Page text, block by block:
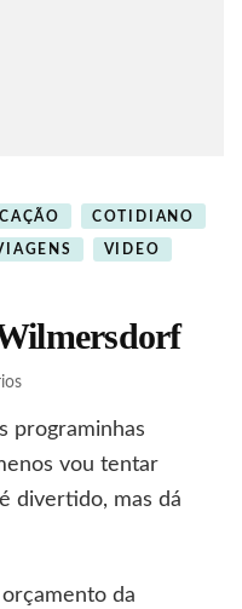
COTIDIANO
VIDEO
em
episódio:
Wilmersdorf
programinhas
vou tentar
divertido, mas dá
da